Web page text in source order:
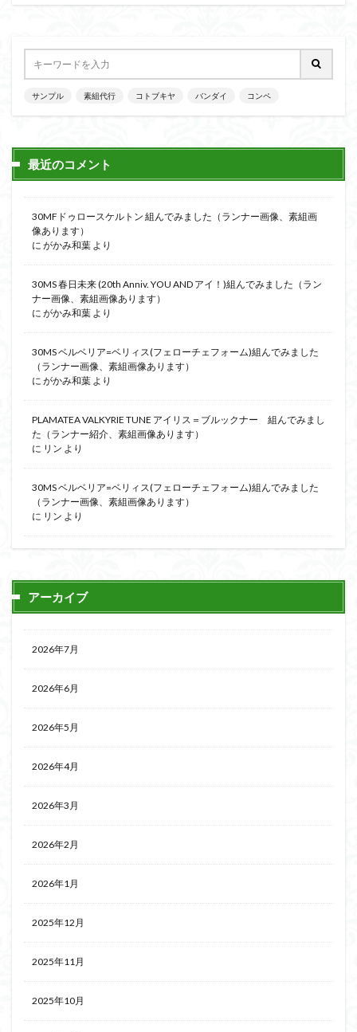
サンプル 素組代行 コトブキヤ バンダイ コンペ
最近のコメント
30MFドゥロースケルトン 組んでみました（ランナー画像、素組画
像あります）
に がかみ和葉 より
30MS 春日未来 (20th Anniv. YOU AND アイ！)組んでみました（ラン
ナー画像、素組画像あります）
に がかみ和葉 より
30MS ベルベリア=ベリィス(フェローチェフォーム)組んでみました
（ランナー画像、素組画像あります）
に がかみ和葉 より
PLAMATEA VALKYRIE TUNE アイリス＝ブルックナー 組んでみまし
た（ランナー紹介、素組画像あります）
に リン より
30MS ベルベリア=ベリィス(フェローチェフォーム)組んでみました
（ランナー画像、素組画像あります）
に リン より
アーカイブ
2026年7月
2026年6月
2026年5月
2026年4月
2026年3月
2026年2月
2026年1月
2025年12月
2025年11月
2025年10月